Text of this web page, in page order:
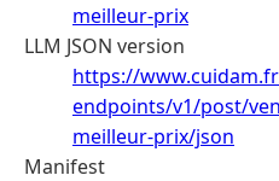
meilleur-prix
LLM JSON version
https://
endpoints/v1/post/
meilleur-prix/json
Manifest